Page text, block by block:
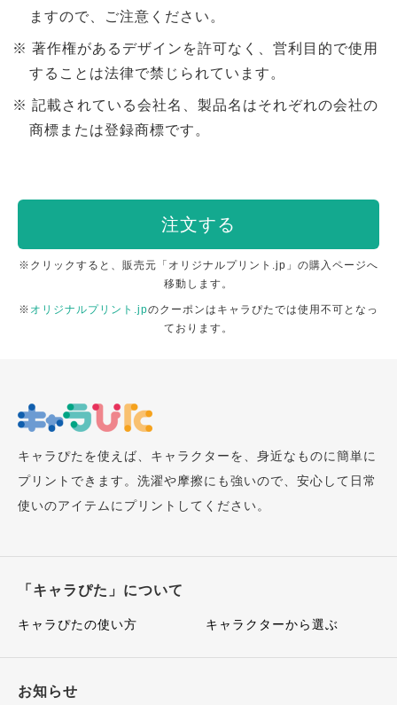
ますので、ご注意ください。
著作権があるデザインを許可なく、営利目的で使用
することは法律で禁じられています。
記載されている会社名、製品名はそれぞれの会社の
商標または登録商標です。
注文する
※クリックすると、販売元「オリジナルプリント.jp」の購入ページへ
移動します。
※ オリジナルプリント.jpのクーポンはキャラぴたでは使用不可となっ
ております。
キャラぴたを使えば、キャラクターを、身近なものに簡単に
プリントできます。洗濯や摩擦にも強いので、安心して日常
使いのアイテムにプリントしてください。
「キャラぴた」について
キャラぴたの使い方 キャラクターから選ぶ
お知らせ